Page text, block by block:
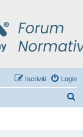
Login
Iscriviti